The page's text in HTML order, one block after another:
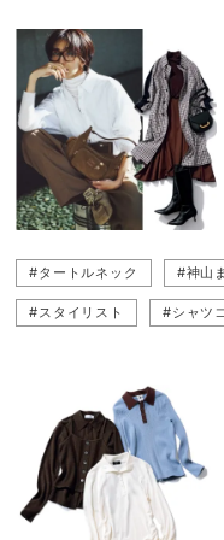
#重ね着
#薄手タートル #カラー
#貴島明日香 #ニットコ
#タートルネック #神山
#スタイリスト #シャツ
#ワントー
#パンツコーデ #レイヤ